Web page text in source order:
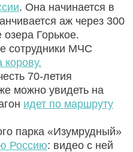
. Она начинается в
аж через 300
Горькое.
сотрудники МЧС
корову.
70-летия
можно увидеть на
идет по маршруту
парка «Изумрудный»
Россию: видео с ней